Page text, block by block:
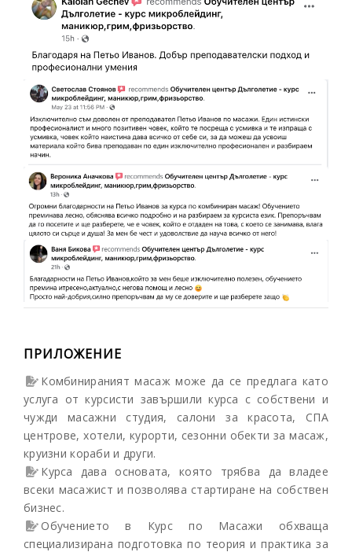
ПРИЛОЖЕНИЕ
Комбинираният масаж може да се предлага като
услуга от курсисти завършили курса с собствени и
чужди масажни студия, салони за красота, СПА
центрове, хотели, курорти, сезонни обекти за масаж,
круизни кораби и други.
Курса дава основата, която трябва да владее
всеки масажист и позволява стартиране на собствен
бизнес.
Обучението в Курс по Масажи обхваща
специализирана подготовка по теория и практика за